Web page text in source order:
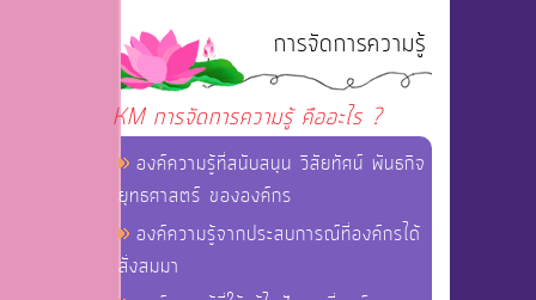
การจัดการความรู้
KM การจัดการความรู้ คืออะไร ?
องค์ความรู้ที่สนับสนุน วิสัยทัศน์ พันธกิจ
ยุทธศาสตร์ ขององค์กร
องค์ความรู้จากประสบการณ์ที่องค์กรได้
สั่งสมมา